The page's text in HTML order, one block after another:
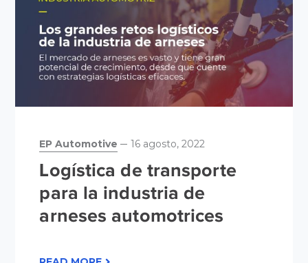
EP Automotive 16 agosto, 2022
Logística de transporte
para la industria de
arneses automotrices